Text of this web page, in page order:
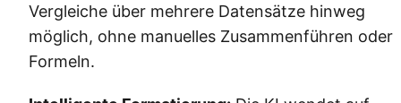
Vergleiche über mehrere Datensätze hinweg
möglich, ohne manuelles Zusammenführen oder
Formeln.